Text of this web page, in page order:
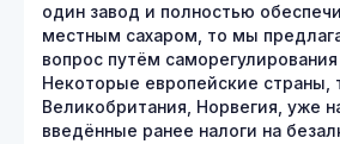
один завод и полностью
местным сахаром, то мы
вопрос путём
Некоторые европейские страны,
Великобритания, Норвегия, уже
введённые ранее налоги на